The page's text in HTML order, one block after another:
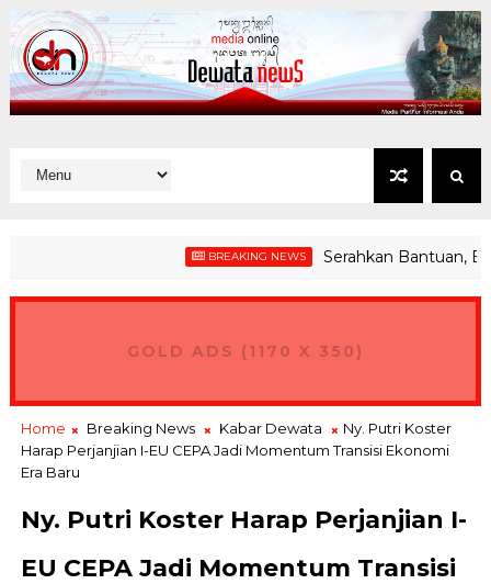
BREAKING NEWS Serahkan Bantuan,
GOLD ADS (1170 X 350)
Home Breaking News Kabar Dewata
Ny. Putri Koster
Harap Perjanjian I-EU CEPA Jadi Momentum Transisi Ekonomi
Era Baru
Ny. Putri Koster Harap Perjanjian I-
EU CEPA Jadi Momentum Transisi